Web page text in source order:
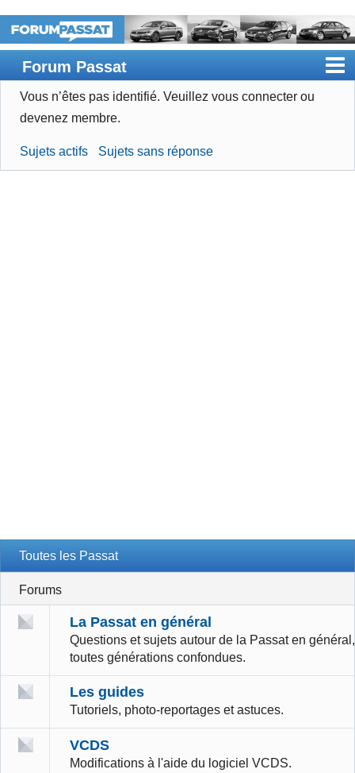
Forum Passat
Accueil
Devenir membre
Vous n’êtes pas identifié. Veuillez vous connecter ou
devenez membre.
Sujets actifs Sujets sans réponse
Toutes les Passat
Forums
La Passat en général
Questions et sujets autour de la Passat en général,
toutes générations confondues.
Les guides
Tutoriels, photo-reportages et astuces.
VCDS
Modifications à l'aide du logiciel VCDS.